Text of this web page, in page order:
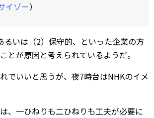
イゾー）
るいは（2）保守的、といった企業の方
とが原因と考えられているようだ。
でいいと思うが、夜7時台はNHKのイメ
、一ひねりも二ひねりも工夫が必要に